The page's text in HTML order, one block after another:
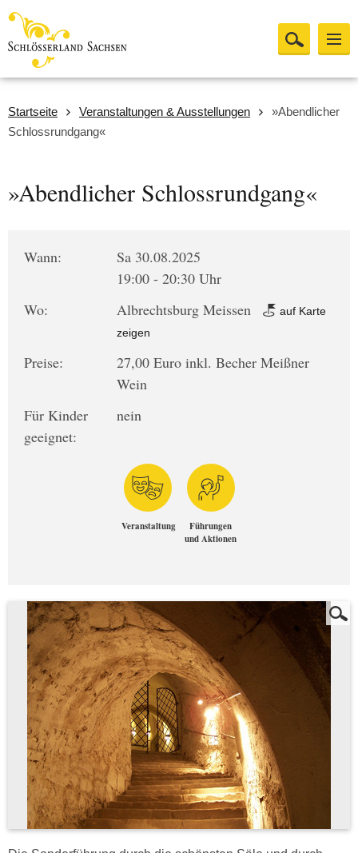
Startseite Veranstaltungen & Ausstellungen
»Abendlicher
Schlossrundgang«
»Abendlicher Schlossrundgang«
Wann:
Sa 30.08.2025
19:00 - 20:30 Uhr
Wo:
Albrechtsburg Meissen
auf Karte
zeigen
Preise:
27,00 Euro inkl. Becher Meißner
Wein
Für Kinder
geeignet:
nein
Veranstaltung
Führungen
und Aktionen